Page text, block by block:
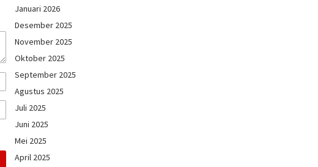
Januari 2026
Desember 2025
November 2025
Oktober 2025
September 2025
Agustus 2025
Juli 2025
Juni 2025
Mei 2025
April 2025